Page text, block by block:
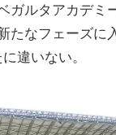
ガルタアカデミ
たなフェーズに
違いない。